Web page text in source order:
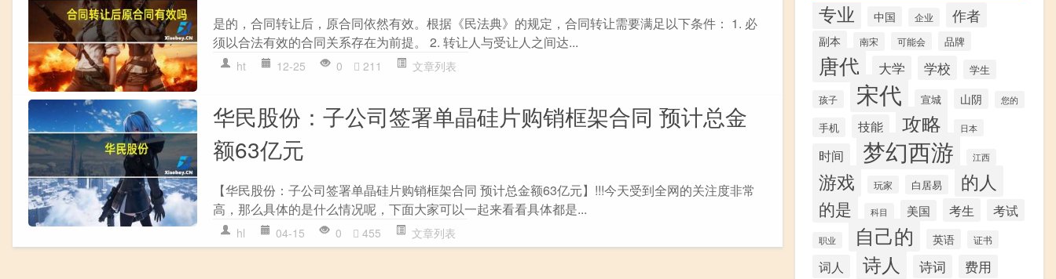
是的，合同转让后，原合同依然有效。根据《民法典》的规定，合同转让需要满足以下条件： 1. 必
须以合法有效的合同关系存在为前提。 2. 转让人与受让人之间达...
ht 12-25 0 211 文章列表
华民股份：子公司签署单晶硅片购销框架合同 预计总金
额63亿元
【华民股份：子公司签署单晶硅片购销框架合同 预计总金额63亿元】!!!今天受到全网的关注度非常
高，那么具体的是什么情况呢，下面大家可以一起来看看具体都是...
hl 04-15 0 455 文章列表
专业 中国 企业 作者
副本 南宋 可能会 品牌
唐代 大学 学校 学生
孩子 宋代 宣城 山阴 您的
手机 技能 攻略 日本
时间 梦幻西游 江西
游戏 玩家 白居易 的人
的是 科目 美国 考生 考试
职业 自己的 英语 证书
词人 诗人 诗词 费用